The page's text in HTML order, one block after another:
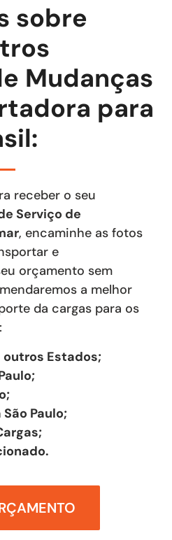
sobre
Mudanças
para
receber o seu
Serviço de
, encaminhe as fotos
e
orçamento sem
a melhor
da cargas para os
Estados;
Paulo;